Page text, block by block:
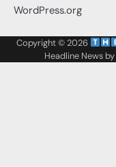
WordPress.org
Copyright © 2026
Headline News by